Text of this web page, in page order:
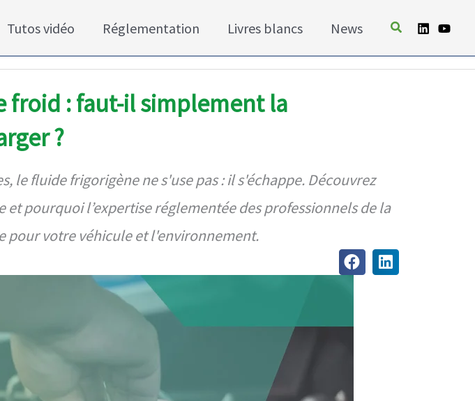
Tutos vidéo Réglementation Livres blancs News
froid : faut-il simplement la
?
le fluide frigorigène ne s'use pas : il s'échappe. Découvrez
pourquoi l’expertise réglementée des professionnels de la
pour votre véhicule et l'environnement.